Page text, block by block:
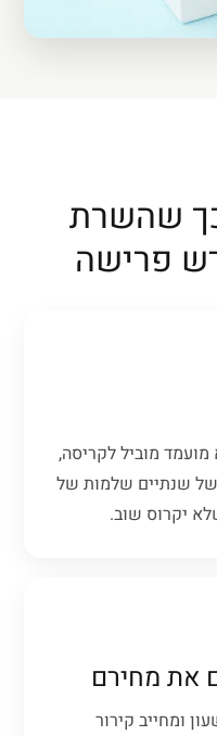
שהשרת
פרישה
מוביל לקריסה,
של שנתיים שלמות של
יקרוס שוב.
את מחירם
ומחייב קירור